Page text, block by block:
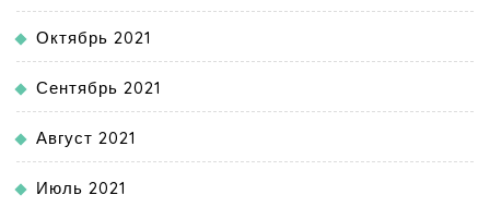
Октябрь 2021
Сентябрь 2021
Август 2021
Июль 2021